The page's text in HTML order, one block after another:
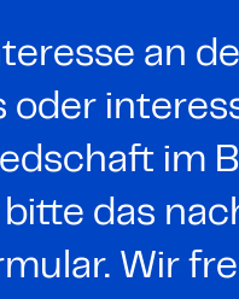
werden
an
oder
im
das
Wir